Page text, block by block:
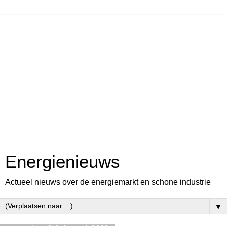
Energienieuws
Actueel nieuws over de energiemarkt en schone industrie
▼